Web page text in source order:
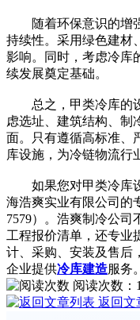
随着环保意识的增强
持续性。采用绿色建材
影响。同时，考虑冷库
续发展奠定基础。
总之，甲类冷库的设
虑选址、建筑结构、制
面。只有遵循高标准、
库设施，为冷链物流行
如果您对甲类冷库设
海浩爽实业有限公司的
7579）。浩爽制冷公司
工程报价清单，还专业
计、采购、安装及售后
企业提供冷库建造服务。
阅读次数：
返回文